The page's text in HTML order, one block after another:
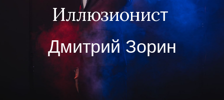
Иллюзионист
Дмитрий Зорин